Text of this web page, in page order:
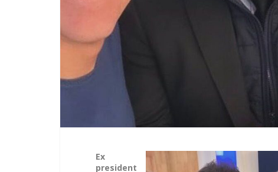
Ex
president